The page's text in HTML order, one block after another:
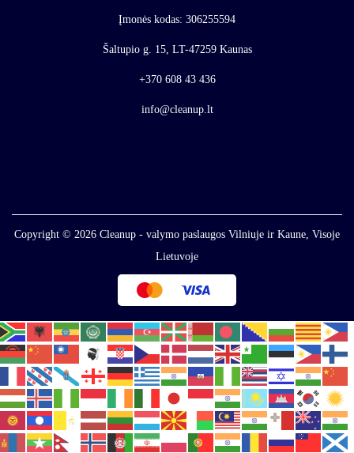
Įmonės kodas: 306255594
Šaltupio g. 15, LT-47259 Kaunas
+370 608 43 436
info@cleanup.lt
Copyright © 2026 Cleanup - valymo paslaugos Vilniuje ir Kaune, Visoje
Lietuvoje